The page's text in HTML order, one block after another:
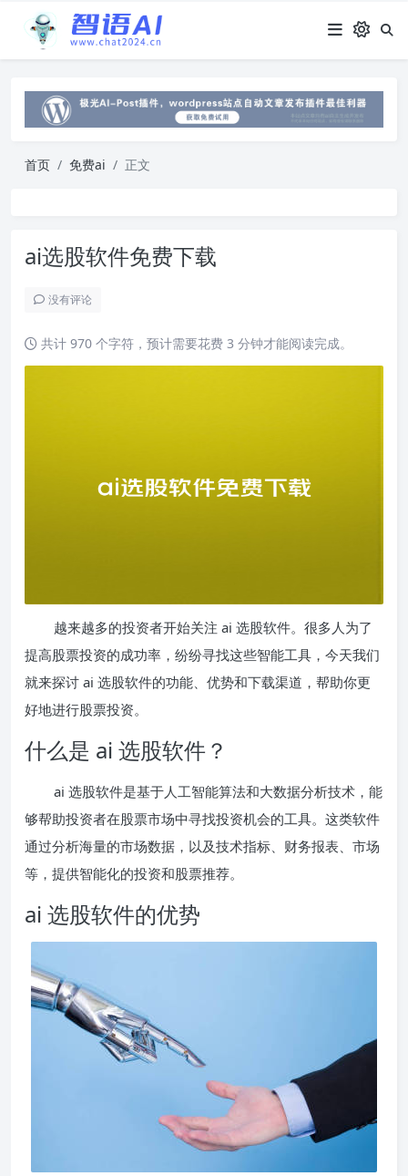
首页 免费ai 正文
ai选股软件免费下载
没有评论
共计 970 个字符，预计需要花费 3 分钟才能阅读完成。
越来越多的投资者开始关注 ai 选股软件。很多人为了
提高股票投资的成功率，纷纷寻找这些智能工具，今天我们
就来探讨 ai 选股软件的功能、优势和下载渠道，帮助你更
好地进行股票投资。
什么是 ai 选股软件？
ai 选股软件是基于人工智能算法和大数据分析技术，能
够帮助投资者在股票市场中寻找投资机会的工具。这类软件
通过分析海量的市场数据，以及技术指标、财务报表、市场
等，提供智能化的投资和股票推荐。
ai 选股软件的优势